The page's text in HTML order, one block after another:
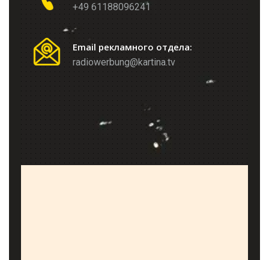
+49 61188096241
Email рекламного отдела:
radiowerbung@kartina.tv